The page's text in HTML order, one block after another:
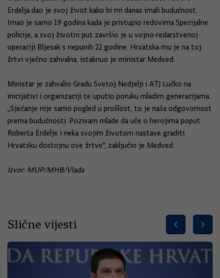
Erdelja dao je svoj život kako bi mi danas imali budućnost.
Imao je samo 19 godina kada je pristupio redovima Specijalne
policije, a svoj životni put završio je u vojno-redarstvenoj
operaciji Bljesak s nepunih 22 godine. Hrvatska mu je na toj
žrtvi vječno zahvalna, istaknuo je ministar Medved.
Ministar je zahvalio Gradu Svetoj Nedjelji i ATJ Lučko na
inicijativi i organizaciji te uputio poruku mladim generacijama.
„Sjećanje nije samo pogled u prošlost, to je naša odgovornost
prema budućnosti. Pozivam mlade da uče o herojima poput
Roberta Erdelje i neka svojim životom nastave graditi
Hrvatsku dostojnu ove žrtve", zaključio je Medved.
Izvor: MUP/MHB/Vlada
Slične vijesti